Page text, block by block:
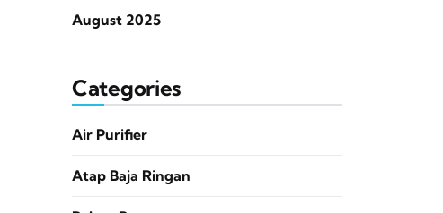
August 2025
Categories
Air Purifier
Atap Baja Ringan